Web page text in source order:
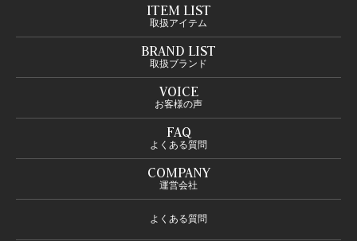
ITEM LIST
取扱アイテム
BRAND LIST
取扱ブランド
VOICE
お客様の声
FAQ
よくある質問
COMPANY
運営会社
よくある質問